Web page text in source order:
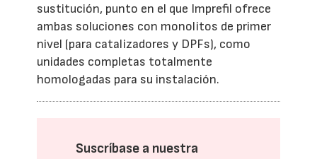
sustitución, punto en el que Imprefil ofrece
ambas soluciones con monolitos de primer
nivel (para catalizadores y DPFs), como
unidades completas totalmente
homologadas para su instalación.
Suscríbase a nuestra